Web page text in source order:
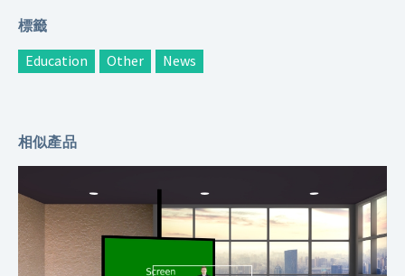
標籤
Education Other News
相似產品